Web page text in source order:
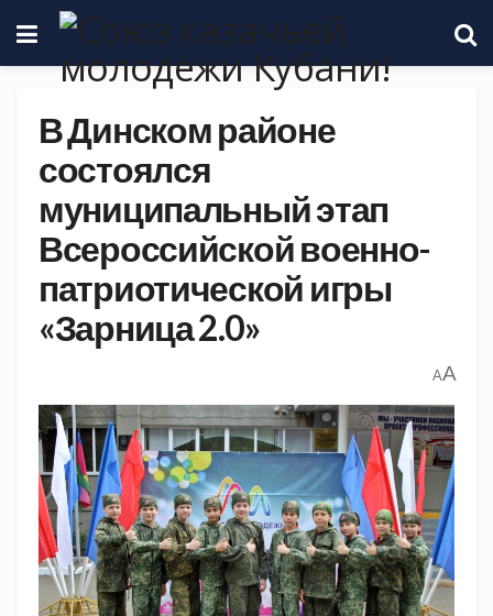
В Динском районе
состоялся
муниципальный этап
Всероссийской военно-
патриотической игры
«Зарница 2.0»
AA